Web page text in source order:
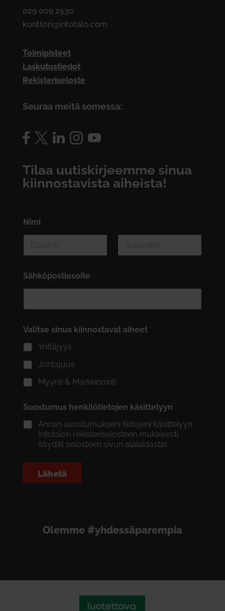
029 009 2530
konttori@intotalo.com
Toimipisteet
Laskutustiedot
Rekisteriseloste
Seuraa meitä somessa:
Tilaa uutiskirjeemme sinua
kiinnostavista aiheista!
Nimi *
Sähköpostiosoite *
Valitse sinua kiinnostavat aiheet *
Yrittäjyys
Johtajuus
Myynti & Markkinointi
Suostumus henkilötietojen käsittelyyn *
Annan suostumukseni tietojeni käsittelyyn
Intotalon rekisteriselosteen mukaisesti
(löydät selosteen sivun alalaidasta).
Lähetä
Olemme #yhdessäparempia